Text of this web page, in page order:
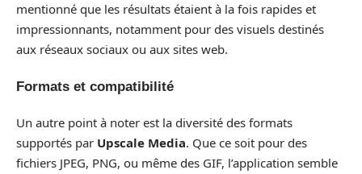
mentionné que les résultats étaient à la fois rapides et
impressionnants, notamment pour des visuels destinés
aux réseaux sociaux ou aux sites web.
Formats et compatibilité
Un autre point à noter est la diversité des formats
supportés par Upscale Media. Que ce soit pour des
fichiers JPEG, PNG, ou même des GIF, l’application semble